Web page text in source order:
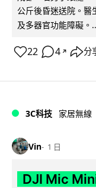
公斤後昏迷送院。醫
及多器官功能障礙。
22 4 ↗ 分
3C科技 家居無線
Vin 1 日
DJI Mic